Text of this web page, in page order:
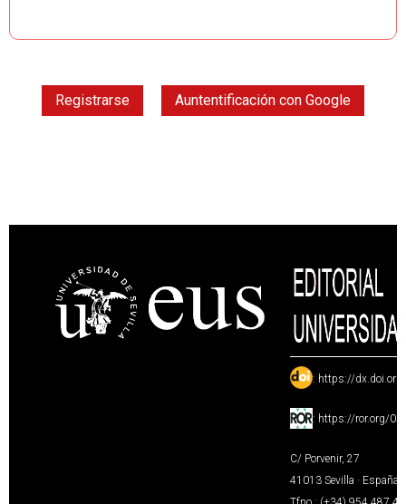
Registrarse Auntentificación con Google
: https://
: https://ror.org/
C/ Porvenir, 27
41013 Sevilla · España